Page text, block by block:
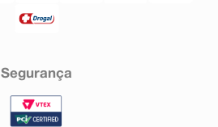
Segurança